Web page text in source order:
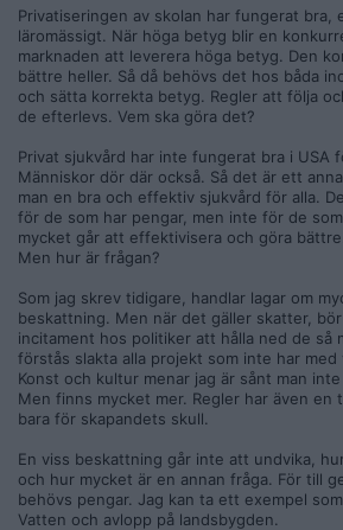
planekonomiskt system.
Sedan kan man givetvis anta eller till
det i ett fritt samhälle kommer finnas
och säkerhetstjänster.
Och det finns ju redan idag privata
Anledningen till att det inte finns Polis
har monopol på delar av den branschen.
uppenbart att staten inte klarar att
eftersom man inte hinner utreda alla
som det alltid gör i alla statliga
Så jag tycker argumenten mot ett fritt
Man menar att det inte skulle fungera.
inte idag…
Om jag är upprörd över något så är det
vårdköer för att det är brist på vård. Hur
behöva bli innan man inser att det inte
Hade vård, skola och omsorg fungerat
marknader i konkurrens? Ja, om
beskattade på majoriteten av sina
ta hand om sig själva så är det ju
blivit bättre.
Privatiseringen av skolan har fungerat bra,
läromässigt. När höga betyg blir en
marknaden att leverera höga betyg. Den
bättre heller. Så då behövs det hos båda
och sätta korrekta betyg. Regler att följa
de efterlevs. Vem ska göra det?
Privat sjukvård har inte fungerat bra i USA
Människor dör där också. Så det är ett
man en bra och effektiv sjukvård för alla.
för de som har pengar, men inte för de
mycket går att effektivisera och göra
Men hur är frågan?
Som jag skrev tidigare, handlar lagar om
beskattning. Men när det gäller skatter,
incitament hos politiker att hålla ned de så
förstås slakta alla projekt som inte har med
Konst och kultur menar jag är sånt man
Men finns mycket mer. Regler har även en
bara för skapandets skull.
En viss beskattning går inte att undvika,
och hur mycket är en annan fråga. För till
behövs pengar. Jag kan ta ett exempel
Vatten och avlopp på landsbygden.